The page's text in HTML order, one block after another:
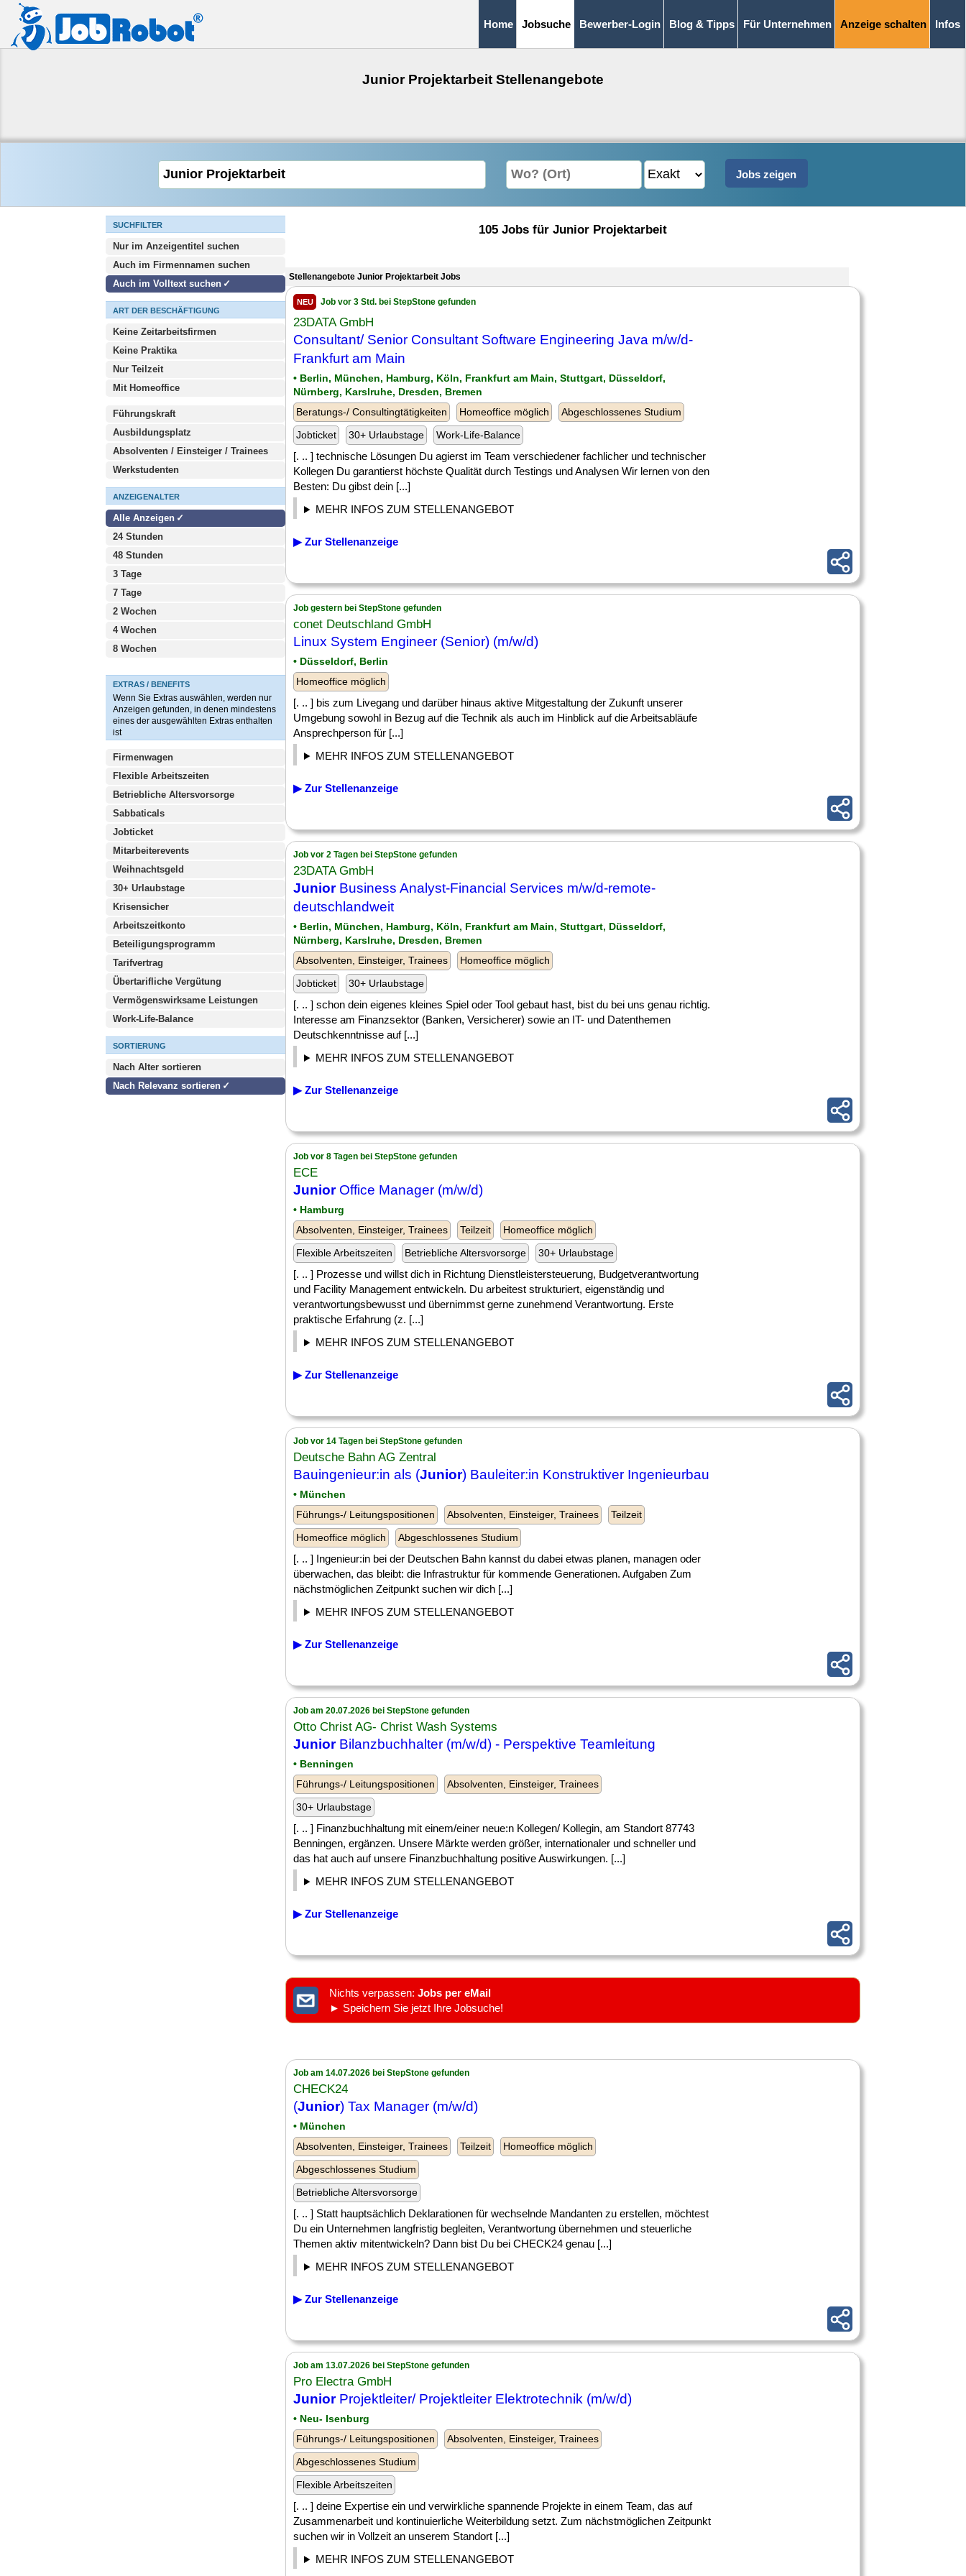
Home Jobsuche Bewerber-Login Blog & Tipps Für Unternehmen Anzeige schalten Infos
Junior Projektarbeit Stellenangebote
SUCHFILTER
Nur im Anzeigentitel suchen
Auch im Firmennamen suchen
Auch im Volltext suchen
ART DER BESCHÄFTIGUNG
Keine Zeitarbeitsfirmen
Keine Praktika
Nur Teilzeit
Mit Homeoffice
Führungskraft
Ausbildungsplatz
Absolventen / Einsteiger / Trainees
Werkstudenten
ANZEIGENALTER
Alle Anzeigen
24 Stunden
48 Stunden
3 Tage
7 Tage
2 Wochen
4 Wochen
8 Wochen
EXTRAS / BENEFITS
Wenn Sie Extras auswählen, werden nur
Anzeigen gefunden, in denen mindestens
eines der ausgewählten Extras enthalten
ist
Firmenwagen
Flexible Arbeitszeiten
Betriebliche Altersvorsorge
Sabbaticals
Jobticket
Mitarbeiterevents
Weihnachtsgeld
30+ Urlaubstage
Krisensicher
Arbeitszeitkonto
Beteiligungsprogramm
Tarifvertrag
Übertarifliche Vergütung
Vermögenswirksame Leistungen
Work-Life-Balance
SORTIERUNG
Nach Alter sortieren
Nach Relevanz sortieren
105 Jobs für Junior Projektarbeit
Stellenangebote Junior Projektarbeit Jobs
NEU Job vor 3 Std. bei StepStone gefunden
23DATA GmbH
Consultant/ Senior Consultant Software Engineering Java m/w/d-
Frankfurt am Main
• Berlin, München, Hamburg, Köln, Frankfurt am Main, Stuttgart, Düsseldorf,
Nürnberg, Karslruhe, Dresden, Bremen
Beratungs-/ Consultingtätigkeiten
Homeoffice möglich
Abgeschlossenes Studium
Jobticket
30+ Urlaubstage Work-Life-Balance
[. .. ] technische Lösungen Du agierst im Team verschiedener fachlicher und technischer
Kollegen Du garantierst höchste Qualität durch Testings und Analysen Wir lernen von den
Besten: Du gibst dein [...]
MEHR INFOS ZUM STELLENANGEBOT
▶ Zur Stellenanzeige
Job gestern bei StepStone gefunden
conet Deutschland GmbH
Linux System Engineer (Senior) (m/w/d)
• Düsseldorf, Berlin
Homeoffice möglich
[. .. ] bis zum Livegang und darüber hinaus aktive Mitgestaltung der Zukunft unserer
Umgebung sowohl in Bezug auf die Technik als auch im Hinblick auf die Arbeitsabläufe
Ansprechperson für [...]
MEHR INFOS ZUM STELLENANGEBOT
▶ Zur Stellenanzeige
Job vor 2 Tagen bei StepStone gefunden
23DATA GmbH
JuniorBusiness Analyst-Financial Services m/w/d-remote-
deutschlandweit
• Berlin, München, Hamburg, Köln, Frankfurt am Main, Stuttgart, Düsseldorf,
Nürnberg, Karslruhe, Dresden, Bremen
Absolventen, Einsteiger, Trainees
Homeoffice möglich
Jobticket
30+ Urlaubstage
[. .. ] schon dein eigenes kleines Spiel oder Tool gebaut hast, bist du bei uns genau richtig.
Interesse am Finanzsektor (Banken, Versicherer) sowie an IT- und Datenthemen
Deutschkenntnisse auf [...]
MEHR INFOS ZUM STELLENANGEBOT
▶ Zur Stellenanzeige
Job vor 8 Tagen bei StepStone gefunden
ECE
JuniorOffice Manager (m/w/d)
• Hamburg
Absolventen, Einsteiger, Trainees
Teilzeit
Homeoffice möglich
Flexible Arbeitszeiten
Betriebliche Altersvorsorge 30+ Urlaubstage
[. .. ] Prozesse und willst dich in Richtung Dienstleistersteuerung, Budgetverantwortung
und Facility Management entwickeln. Du arbeitest strukturiert, eigenständig und
verantwortungsbewusst und übernimmst gerne zunehmend Verantwortung. Erste
praktische Erfahrung (z. [...]
MEHR INFOS ZUM STELLENANGEBOT
▶ Zur Stellenanzeige
Job vor 14 Tagen bei StepStone gefunden
Deutsche Bahn AG Zentral
Bauingenieur:in als (Junior) Bauleiter:in Konstruktiver Ingenieurbau
• München
Führungs-/ Leitungspositionen
Absolventen, Einsteiger, Trainees
Teilzeit
Homeoffice möglich
Abgeschlossenes Studium
[. .. ] Ingenieur:in bei der Deutschen Bahn kannst du dabei etwas planen, managen oder
überwachen, das bleibt: die Infrastruktur für kommende Generationen. Aufgaben Zum
nächstmöglichen Zeitpunkt suchen wir dich [...]
MEHR INFOS ZUM STELLENANGEBOT
▶ Zur Stellenanzeige
Job am 20.07.2026 bei StepStone gefunden
Otto Christ AG- Christ Wash Systems
JuniorBilanzbuchhalter (m/w/d) - Perspektive Teamleitung
• Benningen
Führungs-/ Leitungspositionen
Absolventen, Einsteiger, Trainees
30+ Urlaubstage
[. .. ] Finanzbuchhaltung mit einem/einer neue:n Kollegen/ Kollegin, am Standort 87743
Benningen, ergänzen. Unsere Märkte werden größer, internationaler und schneller und
das hat auch auf unsere Finanzbuchhaltung positive Auswirkungen. [...]
MEHR INFOS ZUM STELLENANGEBOT
▶ Zur Stellenanzeige
Nichts verpassen: Jobs per eMail
► Speichern Sie jetzt Ihre Jobsuche!
Job am 14.07.2026 bei StepStone gefunden
CHECK24
(Junior) Tax Manager (m/w/d)
• München
Absolventen, Einsteiger, Trainees
Teilzeit
Homeoffice möglich
Abgeschlossenes Studium
Betriebliche Altersvorsorge
[. .. ] Statt hauptsächlich Deklarationen für wechselnde Mandanten zu erstellen, möchtest
Du ein Unternehmen langfristig begleiten, Verantwortung übernehmen und steuerliche
Themen aktiv mitentwickeln? Dann bist Du bei CHECK24 genau [...]
MEHR INFOS ZUM STELLENANGEBOT
▶ Zur Stellenanzeige
Job am 13.07.2026 bei StepStone gefunden
Pro Electra GmbH
JuniorProjektleiter/ Projektleiter Elektrotechnik (m/w/d)
• Neu- Isenburg
Führungs-/ Leitungspositionen
Absolventen, Einsteiger, Trainees
Abgeschlossenes Studium
Flexible Arbeitszeiten
[. .. ] deine Expertise ein und verwirkliche spannende Projekte in einem Team, das auf
Zusammenarbeit und kontinuierliche Weiterbildung setzt. Zum nächstmöglichen Zeitpunkt
suchen wir in Vollzeit an unserem Standort [...]
MEHR INFOS ZUM STELLENANGEBOT